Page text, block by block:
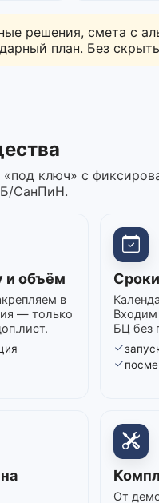
решения, смета с
план. Без
ключ» с
СанПиН.
и объём
в
— только
Входим
БЦ без
От